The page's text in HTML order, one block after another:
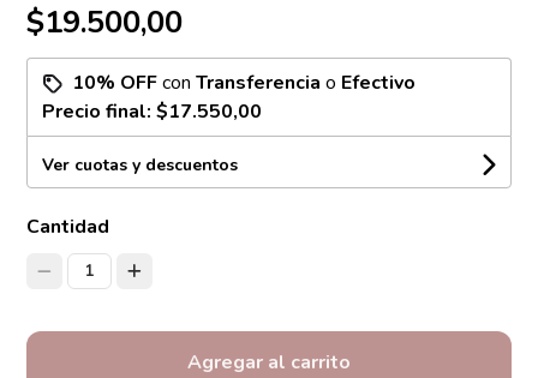
$19.500,00
10% OFFconTransferencia o Efectivo
Precio final:$17.550,00
Ver cuotas y descuentos
Cantidad
1
Agregar al carrito